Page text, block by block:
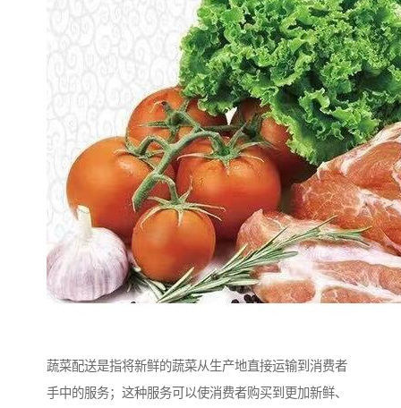
蔬菜配送是指将新鲜的蔬菜从生产地直接运输到消费者
手中的服务；这种服务可以使消费者购买到更加新鲜、